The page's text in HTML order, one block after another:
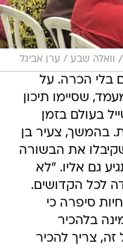
/ וואלה שבע / ערן אביגל
בלי הכרה. על
שסיימו תיכון
בעולם בזמן
בהמשך, צעיר בן
את הבשורה
גם אליו. "לא
לכל הקדושים.
סיפרה כי
מאמינה בלהכיר
צריך להכיר